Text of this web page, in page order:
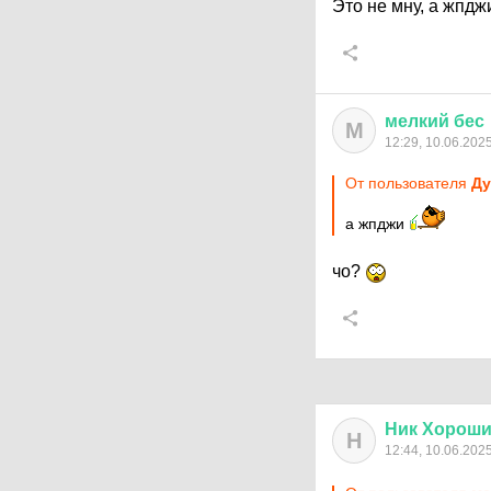
Это не мну, а
М мелкий бес
12:29, 10.06.2025
От пользователя
а жпджи
чо?
Н Ник
12:44, 10.06.2025